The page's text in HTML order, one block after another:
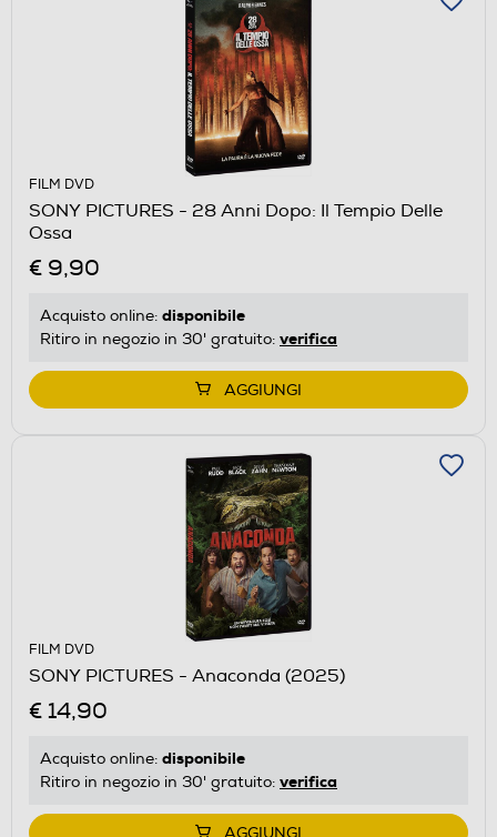
FILM DVD
SONY PICTURES - 28 Anni Dopo: Il Tempio Delle
Ossa
€ 9,90
Acquisto online: disponibile
Ritiro in negozio in 30' gratuito: verifica
AGGIUNGI
FILM DVD
SONY PICTURES - Anaconda (2025)
€ 14,90
Acquisto online: disponibile
Ritiro in negozio in 30' gratuito: verifica
AGGIUNGI